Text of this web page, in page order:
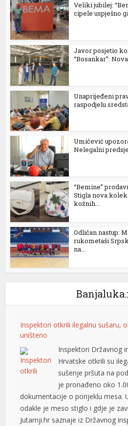
Veliki jubilej:
cipele uspješno
Javor posjetio
“Bosankar”:
Unaprijeđeni
raspodjelu
Umičević
Nelegalni
“Bemine”
Stigla nova
kožnih...
Odličan nastup:
rukometaši
na...
Inspektori otkrili ilegalnu sušaru,
uništeno
Inspektori Državnog
Hrvatske otkrili su
sušenje pršuta na
je pronađeno oko
dokumentacije o porijeklu mesa.
odakle je meso stiglo i gdje je
Jutarnji.hr saznaje iz Državnog